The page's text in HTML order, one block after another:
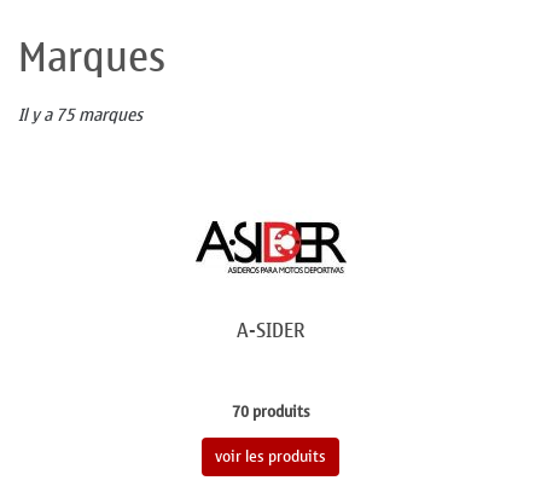
Marques
Il y a 75 marques
A-SIDER
70 produits
voir les produits